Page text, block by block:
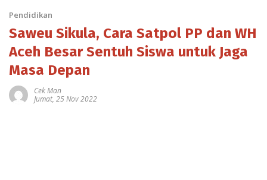
Pendidikan
Saweu Sikula, Cara Satpol PP dan WH
Aceh Besar Sentuh Siswa untuk Jaga
Masa Depan
Cek Man
Jumat, 25 Nov 2022